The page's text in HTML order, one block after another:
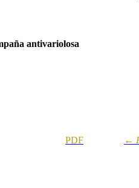
antivariolosa
PDF ←